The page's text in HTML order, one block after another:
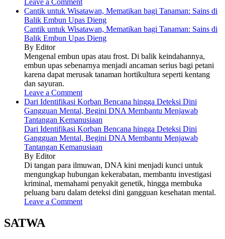
Cantik untuk Wisatawan, Mematikan bagi Tanaman: Sains di
Balik Embun Upas Dieng
Cantik untuk Wisatawan, Mematikan bagi Tanaman: Sains di
Balik Embun Upas Dieng
By Editor
Mengenal embun upas atau frost. Di balik keindahannya,
embun upas sebenarnya menjadi ancaman serius bagi petani
karena dapat merusak tanaman hortikultura seperti kentang
dan sayuran.
Leave a Comment
Dari Identifikasi Korban Bencana hingga Deteksi Dini
Gangguan Mental, Begini DNA Membantu Menjawab
Tantangan Kemanusiaan
Dari Identifikasi Korban Bencana hingga Deteksi Dini
Gangguan Mental, Begini DNA Membantu Menjawab
Tantangan Kemanusiaan
By Editor
Di tangan para ilmuwan, DNA kini menjadi kunci untuk
mengungkap hubungan kekerabatan, membantu investigasi
kriminal, memahami penyakit genetik, hingga membuka
peluang baru dalam deteksi dini gangguan kesehatan mental.
Leave a Comment
SATWA